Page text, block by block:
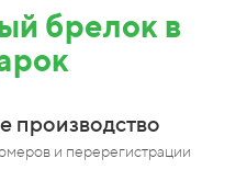
брелок в
производство
и перерегистрации